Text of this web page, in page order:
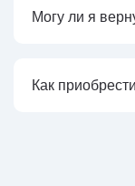
Могу ли я
Как